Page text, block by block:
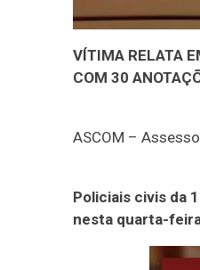
VÍTIMA RELATA
COM 30
ASCOM –
Policiais civis da
nesta quarta-